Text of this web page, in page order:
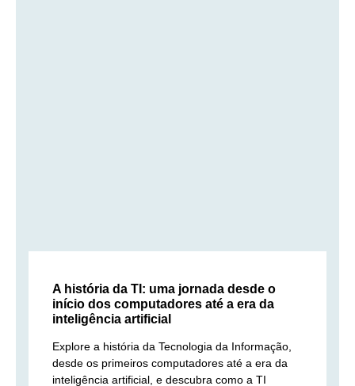
A história da TI: uma jornada desde o
início dos computadores até a era da
inteligência artificial
Explore a história da Tecnologia da Informação,
desde os primeiros computadores até a era da
inteligência artificial, e descubra como a TI